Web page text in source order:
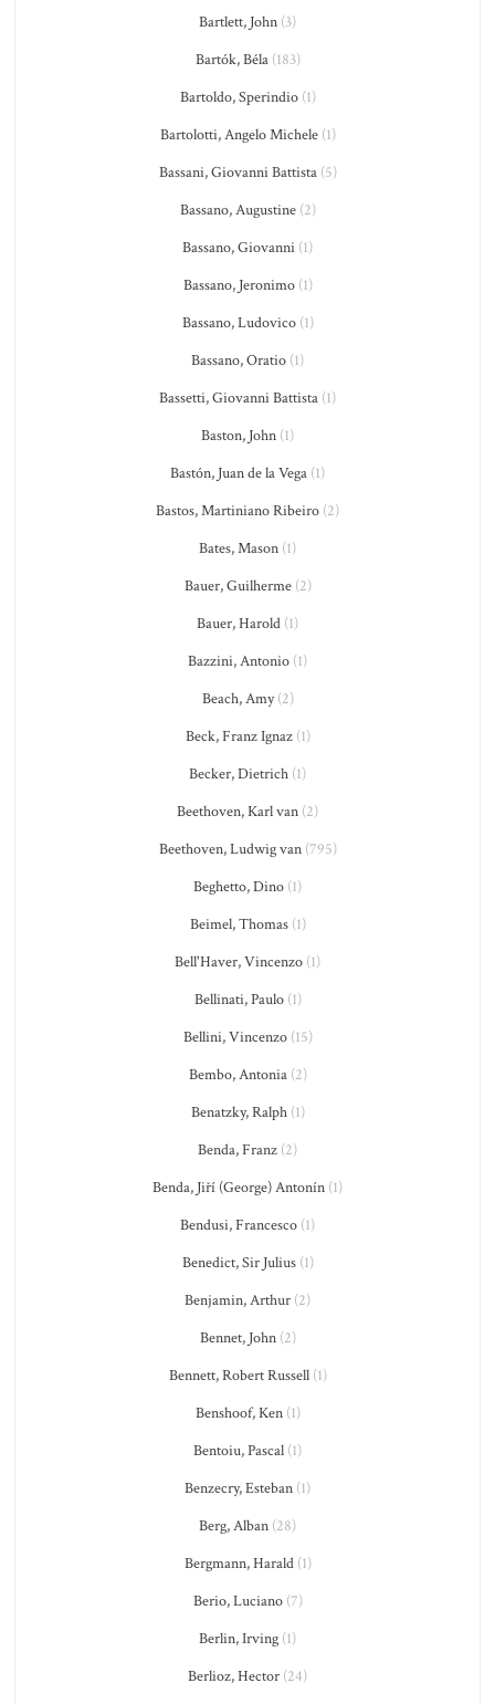
Bartlett, John (3)
Bartók, Béla(183)
Bartoldo, Sperindio(1)
Bartolotti, Angelo Michele(1)
Bassani, Giovanni Battista(5)
Bassano, Augustine(2)
Bassano, Giovanni (1)
Bassano, Jeronimo(1)
Bassano, Ludovico(1)
Bassano, Oratio (1)
Bassetti, Giovanni Battista (1)
Baston, John (1)
Bastón, Juan de la Vega (1)
Bastos, Martiniano Ribeiro (2)
Bates, Mason (1)
Bauer, Guilherme(2)
Bauer, Harold (1)
Bazzini, Antonio (1)
Beach, Amy(2)
Beck, Franz Ignaz(1)
Becker, Dietrich (1)
Beethoven, Karl van (2)
Beethoven, Ludwig van(795)
Beghetto, Dino (1)
Beimel, Thomas(1)
Bell'Haver, Vincenzo (1)
Bellinati, Paulo(1)
Bellini, Vincenzo(15)
Bembo, Antonia(2)
Benatzky, Ralph(1)
Benda, Franz (2)
Benda, Jiří (George) Antonín (1)
Bendusi, Francesco (1)
Benedict, Sir Julius(1)
Benjamin, Arthur (2)
Bennet, John(2)
Bennett, Robert Russell(1)
Benshoof, Ken(1)
Bentoiu, Pascal (1)
Benzecry, Esteban (1)
Berg, Alban (28)
Bergmann, Harald(1)
Berio, Luciano(7)
Berlin, Irving (1)
Berlioz, Hector (24)